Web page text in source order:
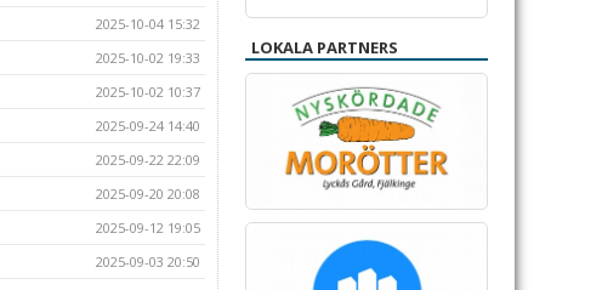
2025-10-04 15:32
2025-10-02 19:33
2025-10-02 10:37
2025-09-24 14:40
2025-09-22 22:09
2025-09-20 20:08
2025-09-12 19:05
2025-09-03 20:50
LOKALA PARTNERS